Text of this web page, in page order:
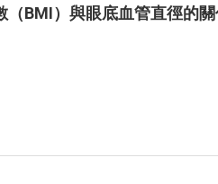
（BMI）與眼底血管直徑的